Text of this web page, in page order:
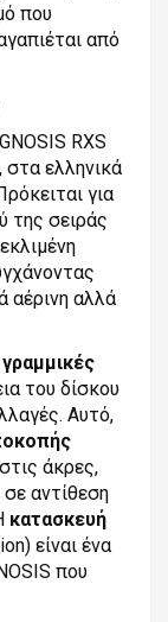
που
από
RXS
, στα ελληνικά
για
της σειράς
αέρινη αλλά
του δίσκου
Αυτό,
άκρες,
σε αντίθεση
κατασκευή
είναι ένα
που